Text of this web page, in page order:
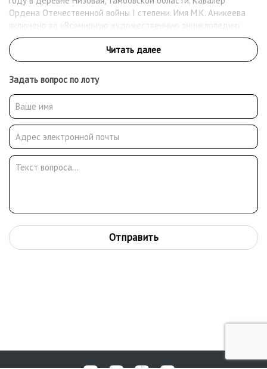
Ордена Отечественной войны I степени. Имя М.К. Аникеева
включено во «Всемирную художественную энциклопедию
всех времён и народов» (Лейпциг, 1988). Участник ВОВ. С
отличием окончил МГХИ им. В.И. Сурикова по мастерской С.В.
Герасимова (дипломная работа «Арест Временного
правительства», 1956). В конце 1950-1960-х гг. совершил ряд
творческих поездок в Казахстан, по результатам которых
создана знаменитая серия «Целина». Ряд картин этой серии
был опубликован в одноимённой книге Л.И. Брежнева.
Всесоюзную известность художнику принесли работы
«Именем Революции», «За власть народа», «Комсомольцы 1941
года», «Утро на целине», «Страдная пора». Персональные
выставки проходили в Москве (1963, 1972, 1978, 2005,
2007). Работы приобретались Государственной Третьяковской
Задать вопрос по лоту
Отправить